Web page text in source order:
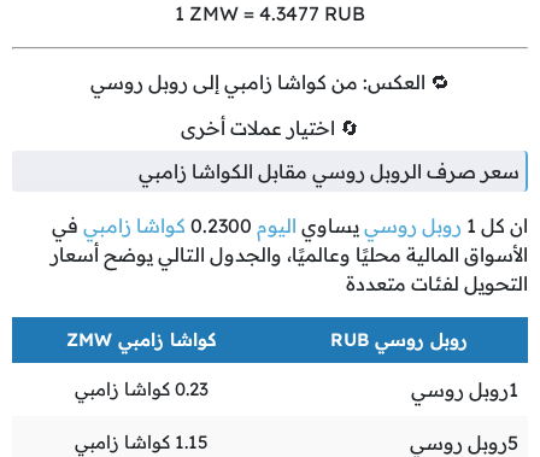
1 ZMW = 4.3477 RUB
🔁 العكس: من كواشا زامبي إلى روبل روسي
🔄 اختيار عملات أخرى
سعر صرف الروبل روسي مقابل الكواشا زامبي
ان كل 1 روبل روسي يساوي اليوم 0.2300 كواشا زامبي في
الأسواق المالية محليًا وعالميًا، والجدول التالي يوضح أسعار
التحويل لفئات متعددة
روبل روسي RUB كواشا زامبي ZMW
1روبل روسي 0.23 كواشا زامبي
5روبل روسي 1.15 كواشا زامبي